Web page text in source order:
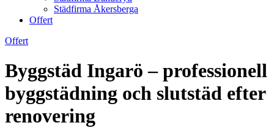
Städfirma Åkersberga
Offert
Offert
Byggstäd Ingarö – professionell
byggstädning och slutstäd efter
renovering